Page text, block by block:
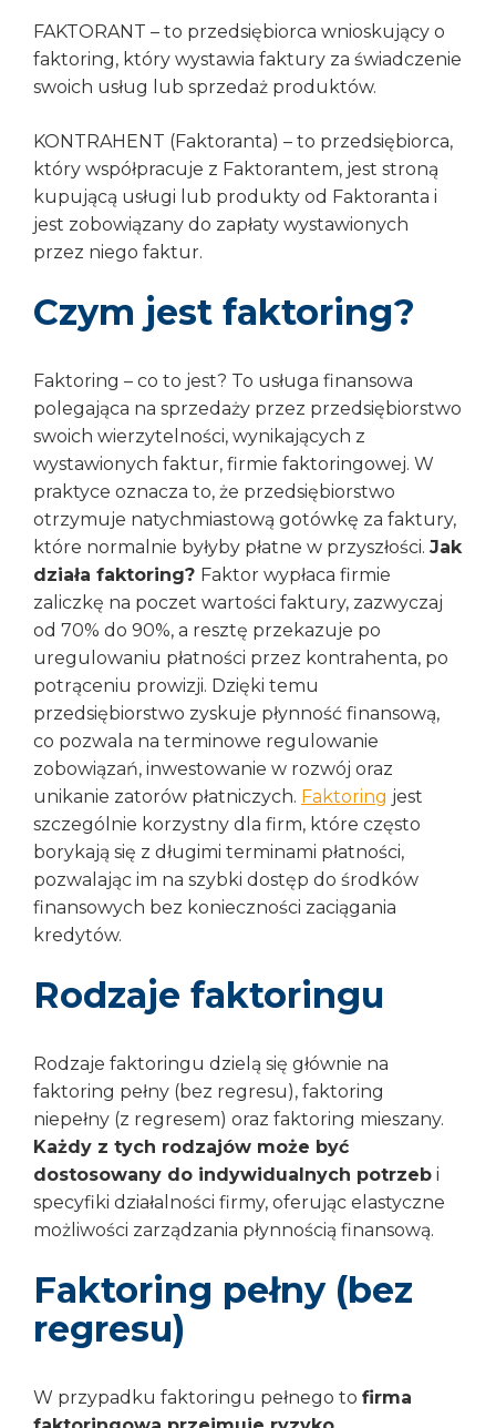
FAKTORANT – to przedsiębiorca wnioskujący o
faktoring, który wystawia faktury za świadczenie
swoich usług lub sprzedaż produktów.
KONTRAHENT (Faktoranta) – to przedsiębiorca,
który współpracuje z Faktorantem, jest stroną
kupującą usługi lub produkty od Faktoranta i
jest zobowiązany do zapłaty wystawionych
przez niego faktur.
Czym jest faktoring?
Faktoring – co to jest? To usługa finansowa
polegająca na sprzedaży przez przedsiębiorstwo
swoich wierzytelności, wynikających z
wystawionych faktur, firmie faktoringowej. W
praktyce oznacza to, że przedsiębiorstwo
otrzymuje natychmiastową gotówkę za faktury,
które normalnie byłyby płatne w przyszłości. Jak
działa faktoring? Faktor wypłaca firmie
zaliczkę na poczet wartości faktury, zazwyczaj
od 70% do 90%, a resztę przekazuje po
uregulowaniu płatności przez kontrahenta, po
potrąceniu prowizji. Dzięki temu
przedsiębiorstwo zyskuje płynność finansową,
co pozwala na terminowe regulowanie
zobowiązań, inwestowanie w rozwój oraz
unikanie zatorów płatniczych. Faktoring jest
szczególnie korzystny dla firm, które często
borykają się z długimi terminami płatności,
pozwalając im na szybki dostęp do środków
finansowych bez konieczności zaciągania
kredytów.
Rodzaje faktoringu
Rodzaje faktoringu dzielą się głównie na
faktoring pełny (bez regresu), faktoring
niepełny (z regresem) oraz faktoring mieszany.
Każdy z tych rodzajów może być
dostosowany do indywidualnych potrzeb i
specyfiki działalności firmy, oferując elastyczne
możliwości zarządzania płynnością finansową.
Faktoring pełny (bez
regresu)
W przypadku faktoringu pełnego to firma